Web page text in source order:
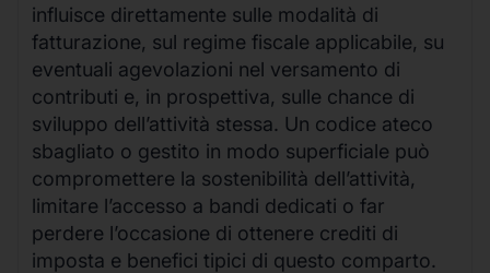
influisce direttamente sulle modalità di
fatturazione, sul regime fiscale applicabile, su
eventuali agevolazioni nel versamento di
contributi e, in prospettiva, sulle chance di
sviluppo dell’attività stessa. Un codice ateco
sbagliato o gestito in modo superficiale può
compromettere la sostenibilità dell’attività,
limitare l’accesso a bandi dedicati o far
perdere l’occasione di ottenere crediti di
imposta e benefici tipici di questo comparto.